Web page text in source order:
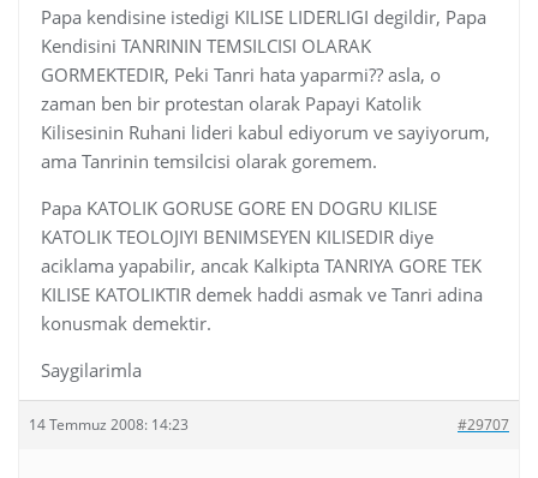
Papa kendisine istedigi KILISE LIDERLIGI degildir, Papa
Kendisini TANRININ TEMSILCISI OLARAK
GORMEKTEDIR, Peki Tanri hata yaparmi?? asla, o
zaman ben bir protestan olarak Papayi Katolik
Kilisesinin Ruhani lideri kabul ediyorum ve sayiyorum,
ama Tanrinin temsilcisi olarak goremem.
Papa KATOLIK GORUSE GORE EN DOGRU KILISE
KATOLIK TEOLOJIYI BENIMSEYEN KILISEDIR diye
aciklama yapabilir, ancak Kalkipta TANRIYA GORE TEK
KILISE KATOLIKTIR demek haddi asmak ve Tanri adina
konusmak demektir.
Saygilarimla
14 Temmuz 2008: 14:23 #29707